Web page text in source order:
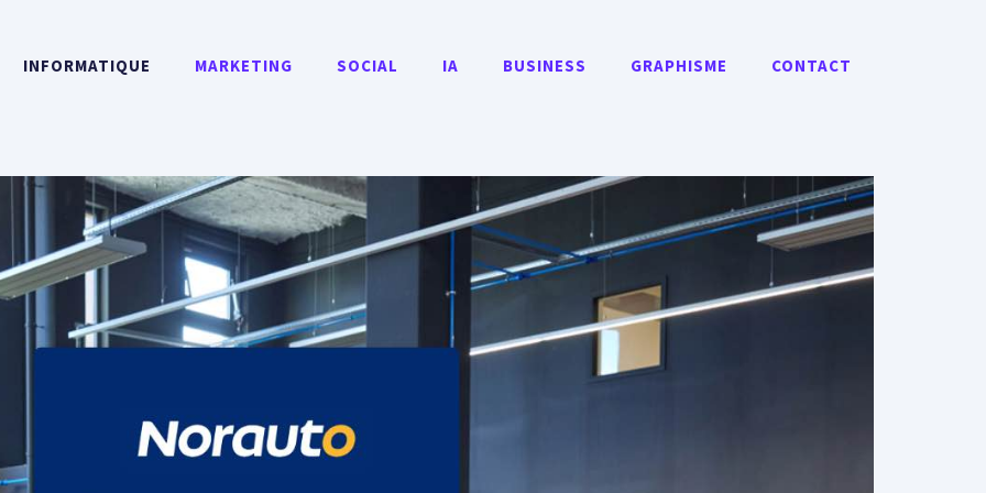
INFORMATIQUE MARKETING SOCIAL IA BUSINESS GRAPHISME CONTACT